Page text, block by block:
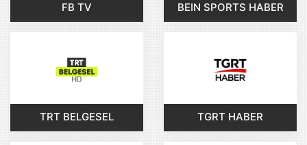
FB TV BEIN SPORTS HABER
TRT BELGESEL TGRT HABER